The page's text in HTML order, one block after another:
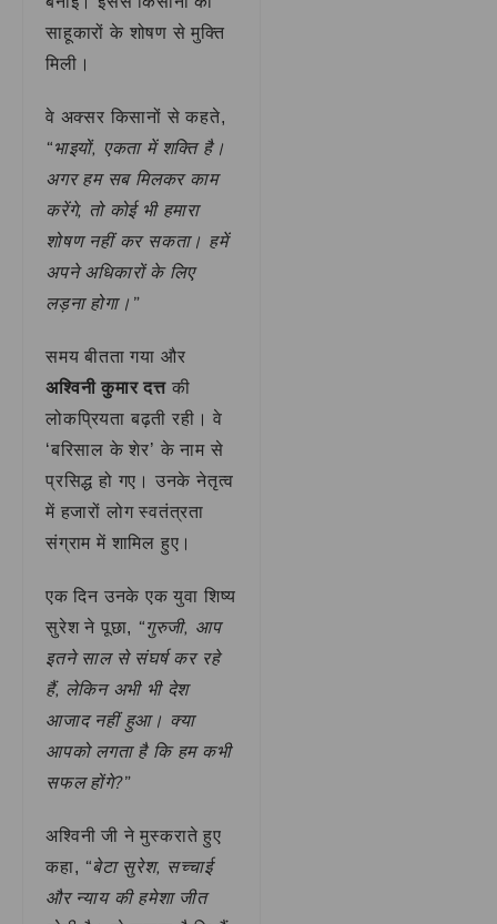
साहूकारों के शोषण से मुक्ति
मिली।
वे अक्सर किसानों से कहते,
“भाइयों, एकता में शक्ति है।
अगर हम सब मिलकर काम
करेंगे, तो कोई भी हमारा
शोषण नहीं कर सकता। हमें
अपने अधिकारों के लिए
लड़ना होगा।”
समय बीतता गया और
अश्विनी कुमार दत्त की
लोकप्रियता बढ़ती रही। वे
‘बरिसाल के शेर’ के नाम से
प्रसिद्ध हो गए। उनके नेतृत्व
में हजारों लोग स्वतंत्रता
संग्राम में शामिल हुए।
एक दिन उनके एक युवा शिष्य
सुरेश ने पूछा, “गुरुजी, आप
इतने साल से संघर्ष कर रहे
हैं, लेकिन अभी भी देश
आजाद नहीं हुआ। क्या
आपको लगता है कि हम कभी
सफल होंगे?”
अश्विनी जी ने मुस्कराते हुए
कहा, “बेटा सुरेश, सच्चाई
और न्याय की हमेशा जीत